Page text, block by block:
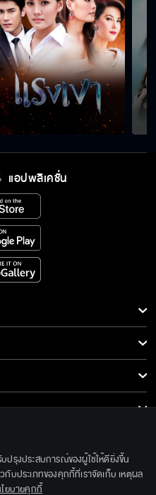
แอปพลิเคชั่น
ปรุงประสบการณ์ของผู้ใช้ให้ดียิ่งขึ้น
บประเภทของคุกกี้ที่เราจัดเก็บ เหตุผล
ยบายคุกกี้